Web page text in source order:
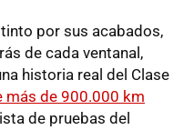
por sus acabados,
de cada ventanal,
historia real del Clase
más de 900.000 km
de pruebas del